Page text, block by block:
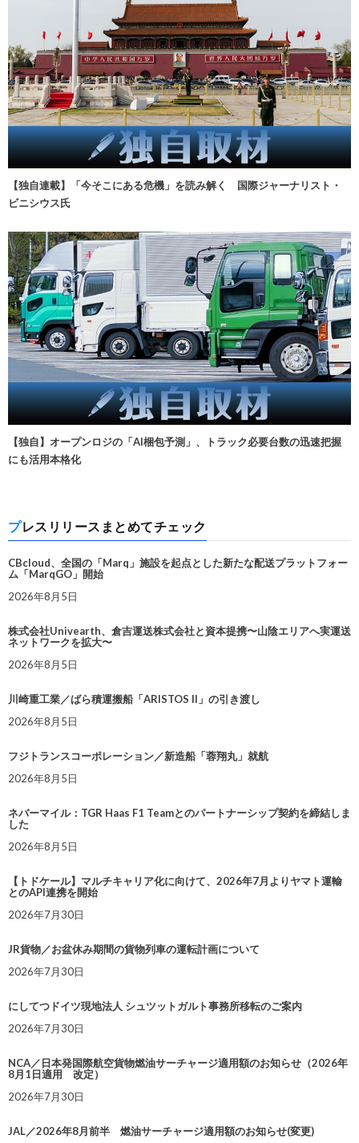
【独自連載】「今そこにある危機」を読み解く 国際ジャーナリスト・
ビニシウス氏
【独自】オープンロジの「AI梱包予測」、トラック必要台数の迅速把握
にも活用本格化
プレスリリースまとめてチェック
CBcloud、全国の「Marq」施設を起点とした新たな配送プラットフォー
ム「MarqGO」開始
2026年8月5日
株式会社Univearth、倉吉運送株式会社と資本提携〜山陰エリアへ実運送
ネットワークを拡大〜
2026年8月5日
川崎重工業／ばら積運搬船「ARISTOS II」の引き渡し
2026年8月5日
フジトランスコーポレーション／新造船「蓉翔丸」就航
2026年8月5日
ネバーマイル：TGR Haas F1 Teamとのパートナーシップ契約を締結しま
した
2026年8月5日
【トドケール】マルチキャリア化に向けて、2026年7月よりヤマト運輸
とのAPI連携を開始
2026年7月30日
JR貨物／お盆休み期間の貨物列車の運転計画について
2026年7月30日
にしてつドイツ現地法人 シュツットガルト事務所移転のご案内
2026年7月30日
NCA／日本発国際航空貨物燃油サーチャージ適用額のお知らせ（2026年
8月1日適用 改定）
2026年7月30日
JAL／2026年8月前半 燃油サーチャージ適用額のお知らせ(変更)